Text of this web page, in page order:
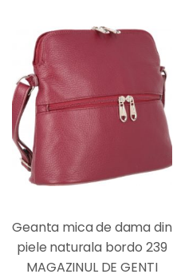
Geanta mica de dama din
piele naturala bordo 239
MAGAZINUL DE GENTI